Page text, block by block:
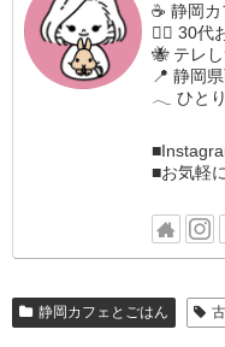
☕️ 静岡
🚶‍♀️ 30代
🐝 テレ
📍 静岡
𓂃 ひとり
■お気軽
静岡カフェとごはん